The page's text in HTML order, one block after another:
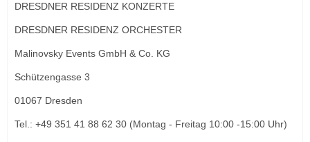
DRESDNER RESIDENZ KONZERTE
DRESDNER RESIDENZ ORCHESTER
Malinovsky Events GmbH & Co. KG
Schützengasse 3
01067 Dresden
Tel.: +49 351 41 88 62 30 (Montag - Freitag 10:00 -15:00 Uhr)